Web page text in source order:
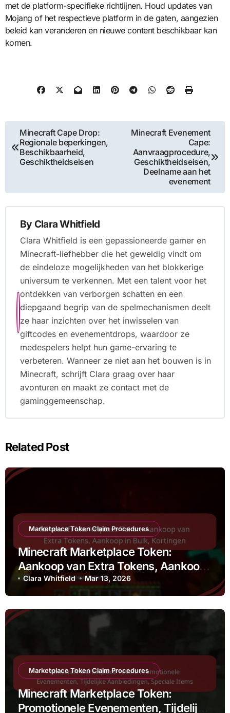
met de platform-specifieke richtlijnen. Houd updates van
Mojang of het respectieve platform in de gaten, aangezien
beleid kan veranderen en nieuwe content beschikbaar kan
komen.
Post
navigation
Minecraft Cape Drop:
Regionale beperkingen,
Beschikbaarheid,
Geschiktheidseisen
Minecraft Evenement
Cape:
Aanvraagprocedure,
Geschiktheidseisen,
Deelname aan het
evenement
By Clara Whitfield
Clara Whitfield is een gepassioneerde gamer en
Minecraft-liefhebber die het geweldig vindt om
de eindeloze mogelijkheden van het blokkerige
universum te verkennen. Met een talent voor het
ontdekken van verborgen schatten en een
diepgaand begrip van de spelmechanismen deelt
ze haar inzichten over het inwisselen van
giftcodes en evenementdrops, waardoor ze
medespelers helpt hun game-ervaring te
verbeteren. Wanneer ze niet aan het bouwen is in
Minecraft, schrijft Clara graag over haar
avonturen en maakt ze contact met de
gaminggemeenschap.
Related Post
Marketplace Token Claim Procedures
Minecraft Marketplace Token:
Aankoop van Extra Tokens, Aankoop
in Bulk, Kortingen
Clara Whitfield Mar 13, 2026
Marketplace Token Claim Procedures
Minecraft Marketplace Token:
Promotionele Evenementen, Tijdelijke